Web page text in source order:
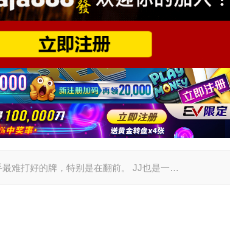
最难打好的牌，特别是在翻前。 JJ也是一…